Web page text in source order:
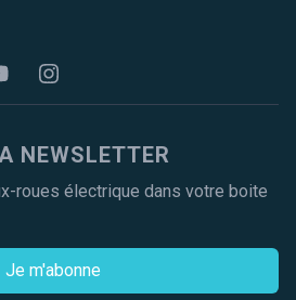
Instagram
NEWSLETTER
roues électrique dans votre boite
Je m'abonne